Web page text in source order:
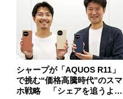
シャープが「AQUOS R11」
で挑む“価格高騰時代”のスマ
ホ戦略 「シェアを追うより